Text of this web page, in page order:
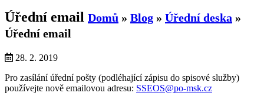
Úřední email Domů » Blog » Úřední deska »
Úřední email
28. 2. 2019
Pro zasílání úřední pošty (podléhající zápisu do spisové služby)
používejte nově emailovou adresu: SSEOS@po-msk.cz